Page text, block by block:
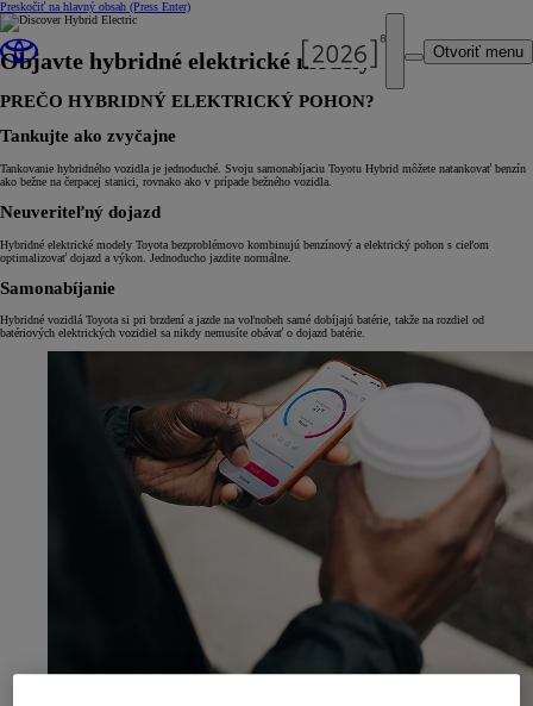
Preskočiť na hlavný obsah (Press Enter)
Otvoriť menu
Objavte hybridné elektrické modely
PREČO HYBRIDNÝ ELEKTRICKÝ POHON?
Tankujte ako zvyčajne
Tankovanie hybridného vozidla je jednoduché. Svoju samonabíjaciu Toyotu Hybrid môžete natankovať benzín
ako bežne na čerpacej stanici, rovnako ako v prípade bežného vozidla.
Neuveriteľný dojazd
Hybridné elektrické modely Toyota bezproblémovo kombinujú benzínový a elektrický pohon s cieľom
optimalizovať dojazd a výkon. Jednoducho jazdite normálne.
Samonabíjanie
Hybridné vozidlá Toyota si pri brzdení a jazde na voľnobeh samé dobíjajú batérie, takže na rozdiel od
batériových elektrických vozidiel sa nikdy nemusíte obávať o dojazd batérie.